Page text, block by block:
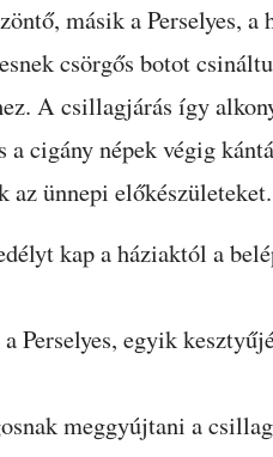
másik a Perselyes, a
csörgős botot
A csillagjárás így
cigány népek végig
az ünnepi
kap a háziaktól a
Perselyes, egyik
meggyújtani a